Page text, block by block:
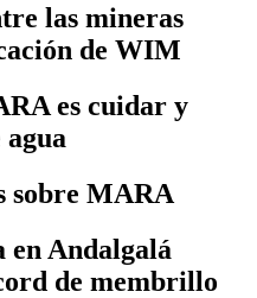
las mineras
de WIM
es cuidar y
sobre MARA
en Andalgalá
de membrillo